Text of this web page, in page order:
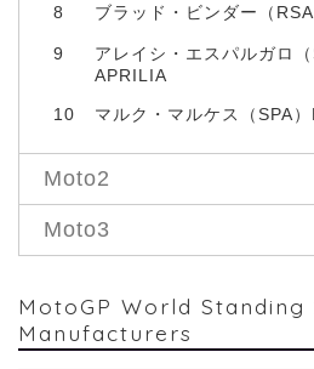
8 ブラッド・ビンダー（
9
アレイシ・エスパルガロ（
APRILIA
10 マルク・マルケス（SPA
Moto2
Moto3
MotoGP World Standing
Manufacturers